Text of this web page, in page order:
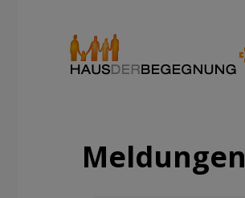
Meldungen